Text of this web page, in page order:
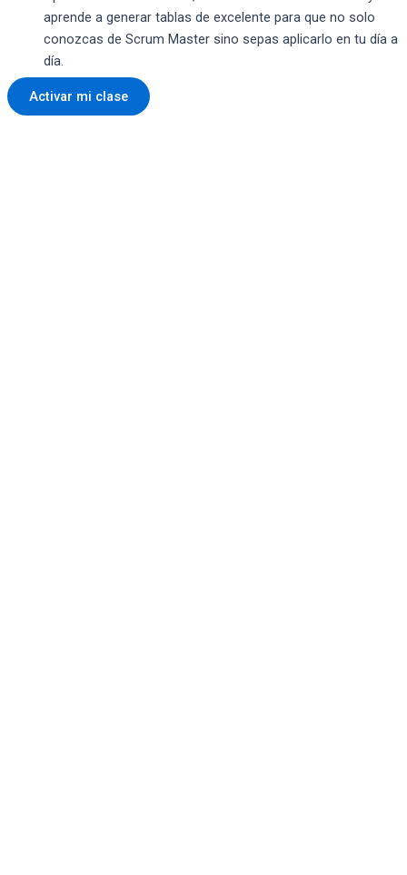
aprende a generar tablas de excelente para que no solo
conozcas de Scrum Master sino sepas aplicarlo en tu día a
día.
Activar mi clase